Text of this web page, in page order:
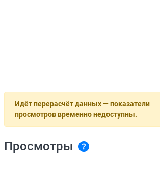
Идёт перерасчёт данных — показатели
просмотров временно недоступны.
Просмотры